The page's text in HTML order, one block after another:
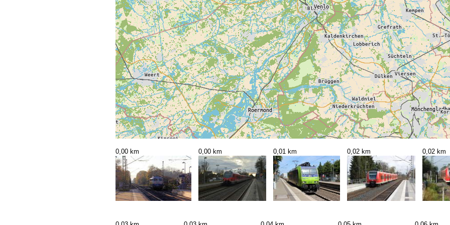
0,00 km 0,00 km 0,01 km 0,02 km 0,02 km